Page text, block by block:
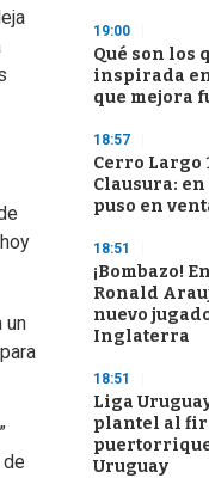
un
19:00
Qué son los
inspirada
que mejora
18:57
Cerro Largo
Clausura:
puso en
18:51
¡Bombazo!
Ronald
nuevo
Inglaterra
18:51
Liga
plantel al
Uruguay